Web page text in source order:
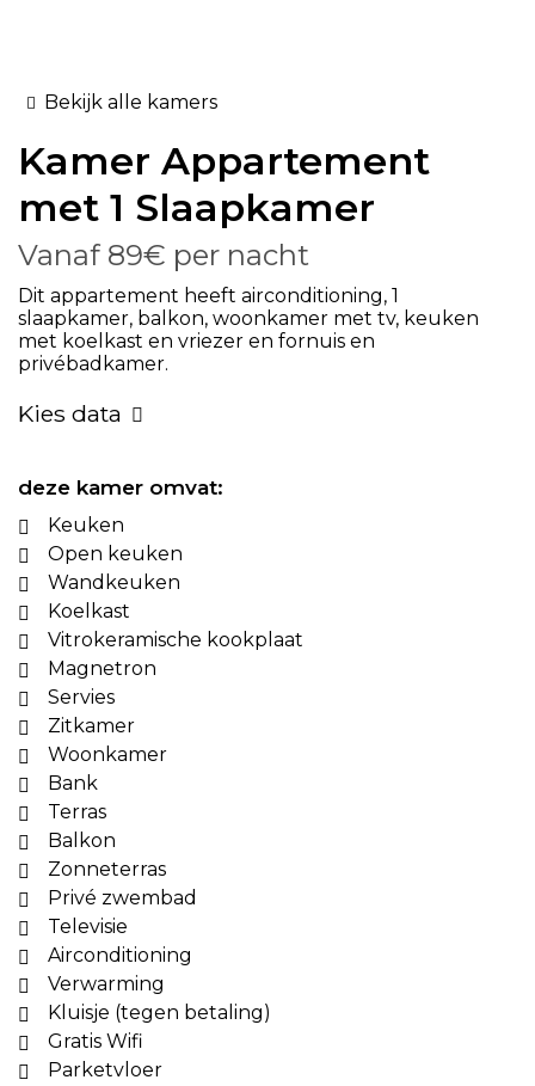
Bekijk alle kamers
Kamer Appartement
met 1 Slaapkamer
Vanaf 89€ per nacht
Dit appartement heeft airconditioning, 1
slaapkamer, balkon, woonkamer met tv, keuken
met koelkast en vriezer en fornuis en
privébadkamer.
Kies data
deze kamer omvat:
Keuken
Open keuken
Wandkeuken
Koelkast
Vitrokeramische kookplaat
Magnetron
Servies
Zitkamer
Woonkamer
Bank
Terras
Balkon
Zonneterras
Privé zwembad
Televisie
Airconditioning
Verwarming
Kluisje (tegen betaling)
Gratis Wifi
Parketvloer